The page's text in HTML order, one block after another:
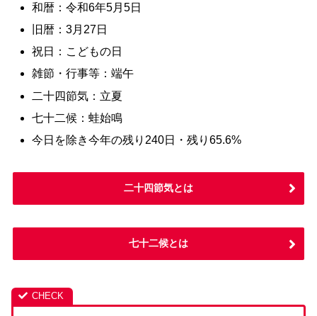
和暦：令和6年5月5日
旧暦：3月27日
祝日：こどもの日
雑節・行事等：端午
二十四節気：立夏
七十二候：蛙始鳴
今日を除き今年の残り240日・残り65.6%
二十四節気とは
七十二候とは